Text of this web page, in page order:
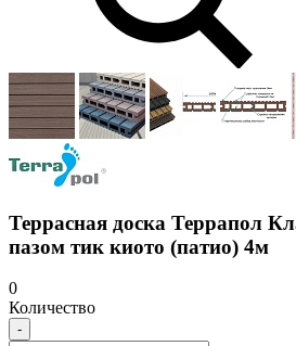
Террасная доска Террапол
пазом тик киото (патио) 4м
0
Количество
-